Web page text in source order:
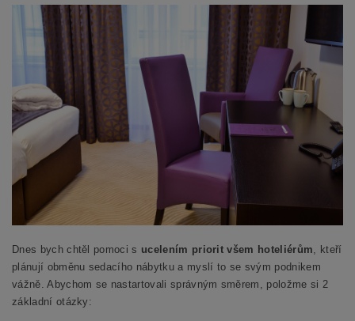
Dnes bych chtěl pomoci s ucelením priorit všem hoteliérům , kteří
plánují obměnu sedacího nábytku a myslí to se svým podnikem
vážně. Abychom se nastartovali správným směrem, položme si 2
základní otázky: